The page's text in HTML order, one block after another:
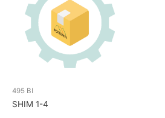
495 BI
SHIM 1-4